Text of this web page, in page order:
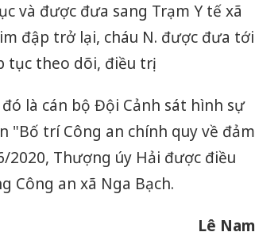
và được đưa sang Trạm Y tế xã
đập trở lại, cháu N. được đưa tới
tục theo dõi, điều trị.
là cán bộ Đội Cảnh sát hình sự
"Bố trí Công an chính quy về đảm
2020, Thượng úy Hải được điều
Công an xã Nga Bạch.
Lê Nam